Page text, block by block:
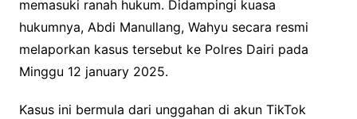
o
o
k
e
r
A
p
p
i
n
k
memasuki ranah hukum. Didampingi kuasa
hukumnya, Abdi Manullang, Wahyu secara resmi
melaporkan kasus tersebut ke Polres Dairi pada
Minggu 12 january 2025.
Kasus ini bermula dari unggahan di akun TikTok